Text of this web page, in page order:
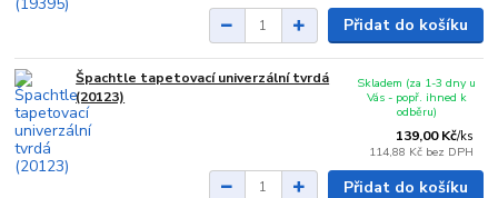
Přidat do košíku
Špachtle tapetovací univerzální tvrdá
(20123)
139,00 Kč/ks
114,88 Kč bez DPH
Skladem (za 1-3 dny u
Vás - popř. ihned k
odběru)
Přidat do košíku